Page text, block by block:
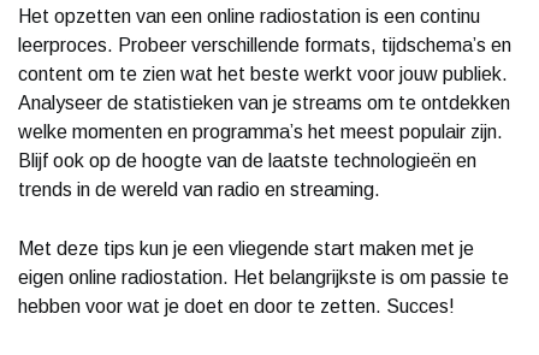
Het opzetten van een online radiostation is een continu
leerproces. Probeer verschillende formats, tijdschema’s en
content om te zien wat het beste werkt voor jouw publiek.
Analyseer de statistieken van je streams om te ontdekken
welke momenten en programma’s het meest populair zijn.
Blijf ook op de hoogte van de laatste technologieën en
trends in de wereld van radio en streaming.
Met deze tips kun je een vliegende start maken met je
eigen online radiostation. Het belangrijkste is om passie te
hebben voor wat je doet en door te zetten. Succes!